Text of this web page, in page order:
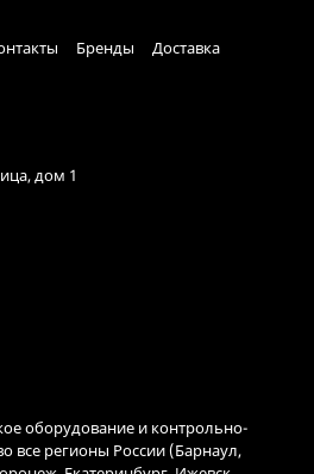
Бренды
Доставка
дом 1
оборудование и контрольно-
все регионы России (Барнаул,